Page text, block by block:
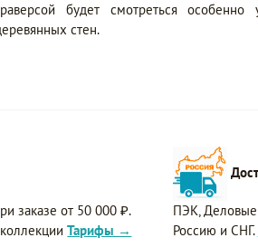
будет смотреться
стен.
заказе от 50 000 ₽.
коллекцииТарифы →
ПЭК, Деловые
Россию и СНГ.